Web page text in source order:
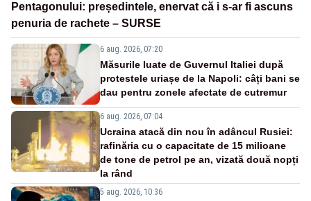
Pentagonului: președintele, enervat că i s-ar fi ascuns
penuria de rachete – SURSE
6 aug. 2026, 07:20
Măsurile luate de Guvernul Italiei după
protestele uriașe de la Napoli: câți bani se
dau pentru zonele afectate de cutremur
6 aug. 2026, 07:04
Ucraina atacă din nou în adâncul Rusiei:
rafinăria cu o capacitate de 15 milioane
de tone de petrol pe an, vizată două nopți
la rând
5 aug. 2026, 10:36